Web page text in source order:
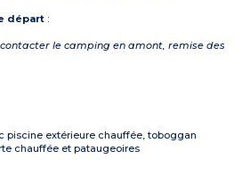
départ :
le camping en amont, remise des
piscine extérieure chauffée, toboggan
chauffée et pataugeoires